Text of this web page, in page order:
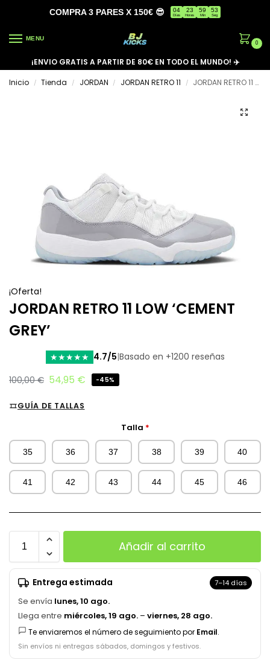
COMPRA 3 PARES X 150€ 😎 04
Días
23
Horas
59
Min
53
Seg
MENU
0
¡ENVIO GRATIS A PARTIR DE 80€ EN TODO EL MUNDO! ✈️
Inicio
/ Tienda / JORDAN / JORDAN RETRO 11 / JORDAN RETRO 11 LOW ‘CEMENT GREY’
¡Oferta!
JORDAN RETRO 11 LOW ‘CEMENT
GREY’
★★★★★ 4.7/5|Basado en +1200 reseñas
100,00€ 54,95 € -45%
GUÍA DE TALLAS
Talla *
35 36 37 38 39 40
41 42 43 44 45 46
Añadir al carrito
Entrega estimada 7–14 días
Se envía lunes, 10 ago.
Llega entre miércoles, 19 ago. – viernes, 28 ago.
Te enviaremos el número de seguimiento por Email.
Sin envíos ni entregas sábados, domingos y festivos.